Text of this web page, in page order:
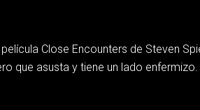
Close Encounters de Steven
que asusta y tiene un lado